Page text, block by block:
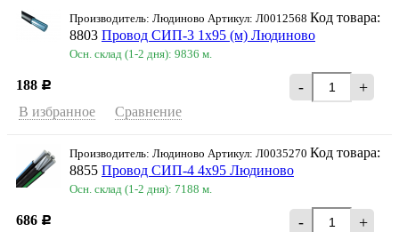
Производитель: Людиново Артикул: Л0012568 Код товара:
8803 Провод СИП-3 1х95 (м) Людиново
Осн. склад (1-2 дня): 9836 м.
188 Р - +
В избранное Сравнение
Производитель: Людиново Артикул: Л0035270 Код товара:
8855 Провод СИП-4 4х95 Людиново
Осн. склад (1-2 дня): 7188 м.
686 Р - +